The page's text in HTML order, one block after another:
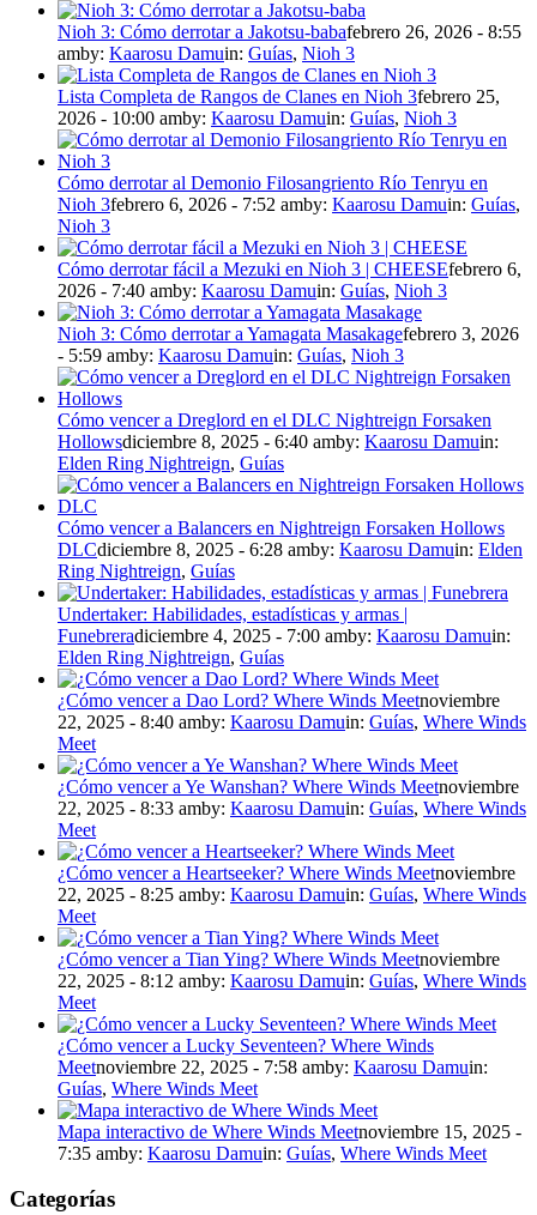
Nioh 3: Cómo derrotar a Jakotsu-babafebrero 26, 2026 - 8:55
amby: Kaarosu Damuin: Guías, Nioh 3
Lista Completa de Rangos de Clanes en Nioh 3febrero 25,
2026 - 10:00 amby: Kaarosu Damuin: Guías, Nioh 3
Cómo derrotar al Demonio Filosangriento Río Tenryu en
Nioh 3febrero 6, 2026 - 7:52 amby: Kaarosu Damuin: Guías,
Nioh 3
Cómo derrotar fácil a Mezuki en Nioh 3 | CHEESEfebrero 6,
2026 - 7:40 amby: Kaarosu Damuin: Guías, Nioh 3
Nioh 3: Cómo derrotar a Yamagata Masakagefebrero 3, 2026
- 5:59 amby: Kaarosu Damuin: Guías, Nioh 3
Cómo vencer a Dreglord en el DLC Nightreign Forsaken
Hollowsdiciembre 8, 2025 - 6:40 amby: Kaarosu Damuin:
Elden Ring Nightreign, Guías
Cómo vencer a Balancers en Nightreign Forsaken Hollows
DLCdiciembre 8, 2025 - 6:28 amby: Kaarosu Damuin: Elden
Ring Nightreign, Guías
Undertaker: Habilidades, estadísticas y armas |
Funebreradiciembre 4, 2025 - 7:00 amby: Kaarosu Damuin:
Elden Ring Nightreign, Guías
¿Cómo vencer a Dao Lord? Where Winds Meetnoviembre
22, 2025 - 8:40 amby: Kaarosu Damuin: Guías, Where Winds
Meet
¿Cómo vencer a Ye Wanshan? Where Winds Meetnoviembre
22, 2025 - 8:33 amby: Kaarosu Damuin: Guías, Where Winds
Meet
¿Cómo vencer a Heartseeker? Where Winds Meetnoviembre
22, 2025 - 8:25 amby: Kaarosu Damuin: Guías, Where Winds
Meet
¿Cómo vencer a Tian Ying? Where Winds Meetnoviembre
22, 2025 - 8:12 amby: Kaarosu Damuin: Guías, Where Winds
Meet
¿Cómo vencer a Lucky Seventeen? Where Winds
Meetnoviembre 22, 2025 - 7:58 amby: Kaarosu Damuin:
Guías, Where Winds Meet
Mapa interactivo de Where Winds Meetnoviembre 15, 2025 -
7:35 amby: Kaarosu Damuin: Guías, Where Winds Meet
Categorías